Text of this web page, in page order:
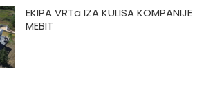
EKIPA VRTa IZA KULISA KOMPANIJE
MEBIT